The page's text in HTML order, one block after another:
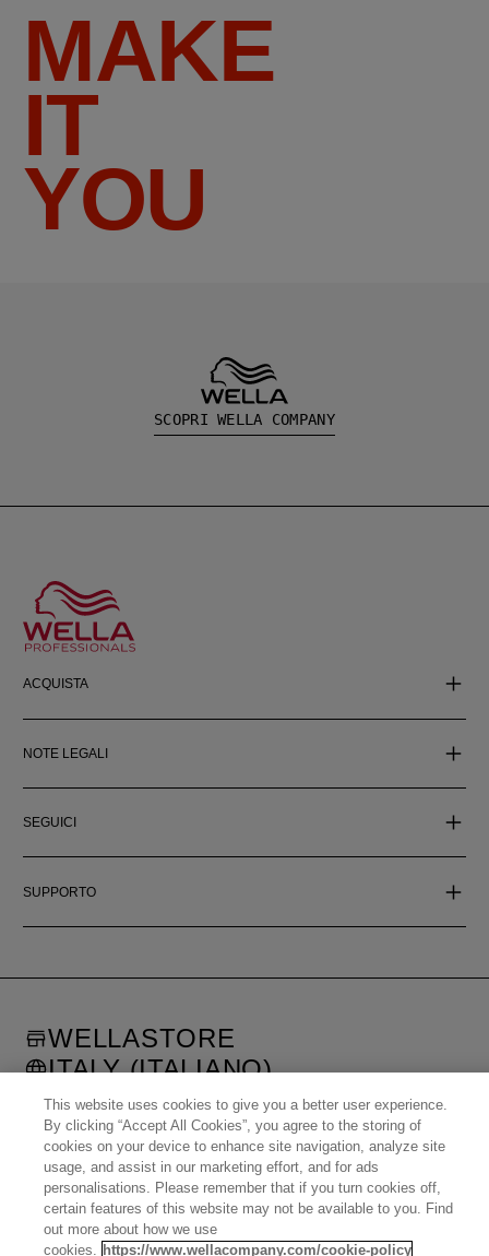
MAKE
IT
YOU
SCOPRI WELLA COMPANY
ACQUISTA
NOTE LEGALI
SEGUICI
SUPPORTO
REGISTERED. ALL RIGHTS RESERVED.
WELLASTORE
ITALY (ITALIANO)
This website uses cookies to give you a better user experience.
By clicking “Accept All Cookies”, you agree to the storing of
cookies on your device to enhance site navigation, analyze site
usage, and assist in our marketing effort, and for ads
personalisations. Please remember that if you turn cookies off,
certain features of this website may not be available to you. Find
out more about how we use
cookies. https://www.wellacompany.com/cookie-policy